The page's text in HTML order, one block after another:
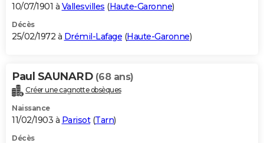
10/07/1901 à Vallesvilles (Haute-Garonne)
Décès
25/02/1972 à Drémil-Lafage (Haute-Garonne)
Paul SAUNARD (68 ans)
Créer une cagnotte obsèques
Naissance
11/02/1903 à Parisot(Tarn)
Décès